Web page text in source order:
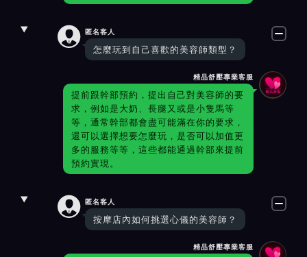
 匿名客人
怎麼玩到自己喜歡的美容師類型？
精品舒壓專業客服
提前跟幹部預約，提出自己對美容師的要
求，例如是大奶、長腿又或是小隻馬等
等，通常幹部都會盡可能滿在你的要求，
還可以選擇想要怎麼玩，是否可以加值更
多的服務等等，這些都能通過幹部來提前
預約實現。
 匿名客人
按摩店內如何挑選心儀的美容師？
精品舒壓專業客服